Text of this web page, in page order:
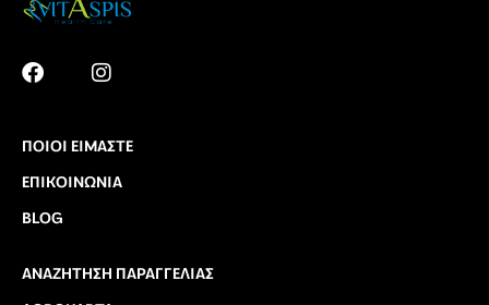
ΠΟΙΟΙ ΕΊΜΑΣΤΕ
ΕΠΙΚΟΙΝΩΝΊΑ
BLOG
ΑΝΑΖΉΤΗΣΗ ΠΑΡΑΓΓΕΛΊΑΣ